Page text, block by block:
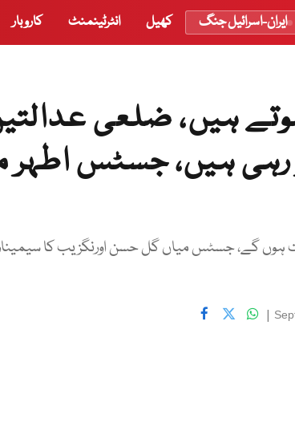
ایران-اسرائیل جنگ کھیل انٹرٹینمنٹ کاروبار
ہیں، ضلعی
رہی ہیں، جسٹس
ہوں گے، جسٹس میاں گل حسن اورنگزیب کا
|